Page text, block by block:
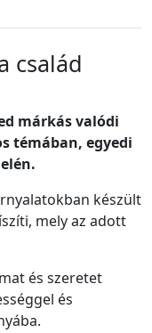
család
márkás valódi
témában, egyedi
készült
mely az adott
és szeretet
és